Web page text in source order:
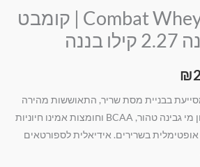
אבקת חלבון Combat Whey | קומבט
₪
בבניית מסת שריר, התאוששות מהירה
וחיטוב הגוף. מכילה חלבון מי גבינה טהור, BCAA וחומצות אמינו חיוניות
בשרירים. אידיאלית לספורטאים